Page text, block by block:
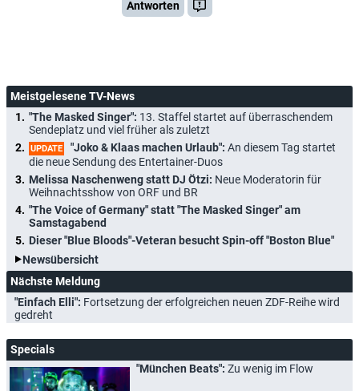
Antworten
Meistgelesene TV-News
"The Masked Singer": 13. Staffel startet auf überraschendem
Sendeplatz und viel früher als zuletzt
UPDATE "Joko & Klaas machen Urlaub": An diesem Tag startet
die neue Sendung des Entertainer-Duos
Melissa Naschenweng statt DJ Ötzi: Neue Moderatorin für
Weihnachtsshow von ORF und BR
"The Voice of Germany" statt "The Masked Singer" am
Samstagabend
Dieser "Blue Bloods"-Veteran besucht Spin-off "Boston Blue"
Newsübersicht
Nächste Meldung
"Einfach Elli": Fortsetzung der erfolgreichen neuen ZDF-Reihe wird
gedreht
Specials
"München Beats": Zu wenig im Flow